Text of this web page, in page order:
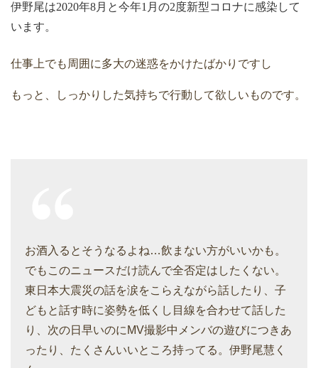
伊野尾は2020年8月と今年1 月の2度新型コロナに感染して
います。
仕事上でも周囲に多大の迷惑をかけたばかりですし
もっと、しっかりした気持ちで行動して欲しいものです。
お酒入るとそうなるよね…飲まない方がいいかも。
でもこのニュースだけ読んで全否定はしたくない。
東日本大震災の話を涙をこらえながら話したり、子
どもと話す時に姿勢を低くし目線を合わせて話した
り、次の日早いのにMV撮影中メンバの遊びにつきあ
ったり、たくさんいいところ持ってる。伊野尾慧く